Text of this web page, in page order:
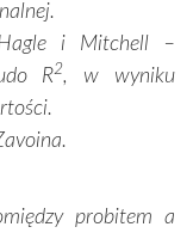
i Mitchell –
R2, w wyniku
probitem a